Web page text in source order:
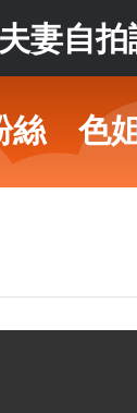
妻自拍
絲 色